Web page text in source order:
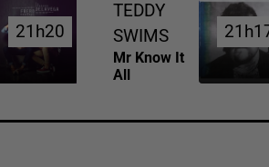
21h20
21h20
TEDDY
SWIMS
Mr Know It
All